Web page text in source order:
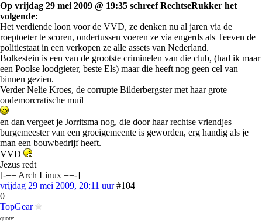
Op vrijdag 29 mei 2009 @ 19:35 schreef RechtseRukker het
volgende:
Het verdiende loon voor de VVD, ze denken nu al jaren via de
roeptoeter te scoren, ondertussen voeren ze via engerds als Teeven de
politiestaat in een verkopen ze alle assets van Nederland.
Bolkestein is een van de grootste criminelen van die club, (had ik maar
een Poolse loodgieter, beste Els) maar die heeft nog geen cel van
binnen gezien.
Verder Nelie Kroes, de corrupte Bilderbergster met haar grote
ondemorcratische muil
en dan vergeet je Jorritsma nog, die door haar rechtse vriendjes
burgemeester van een groeigemeente is geworden, erg handig als je
man een bouwbedrijf heeft.
VVD
Jezus redt
[-== Arch Linux ==-]
vrijdag 29 mei 2009, 20:11 uur #104
0
TopGear
quote: